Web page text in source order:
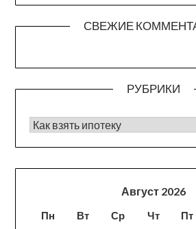
СВЕЖИЕ
РУБРИКИ
РУБРИКИ
Август 2026
Пн Вт Ср Чт Пт